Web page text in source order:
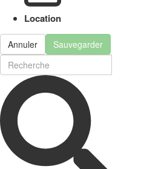
Location
Annuler Sauvegarder